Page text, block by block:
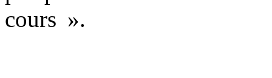
cours ».